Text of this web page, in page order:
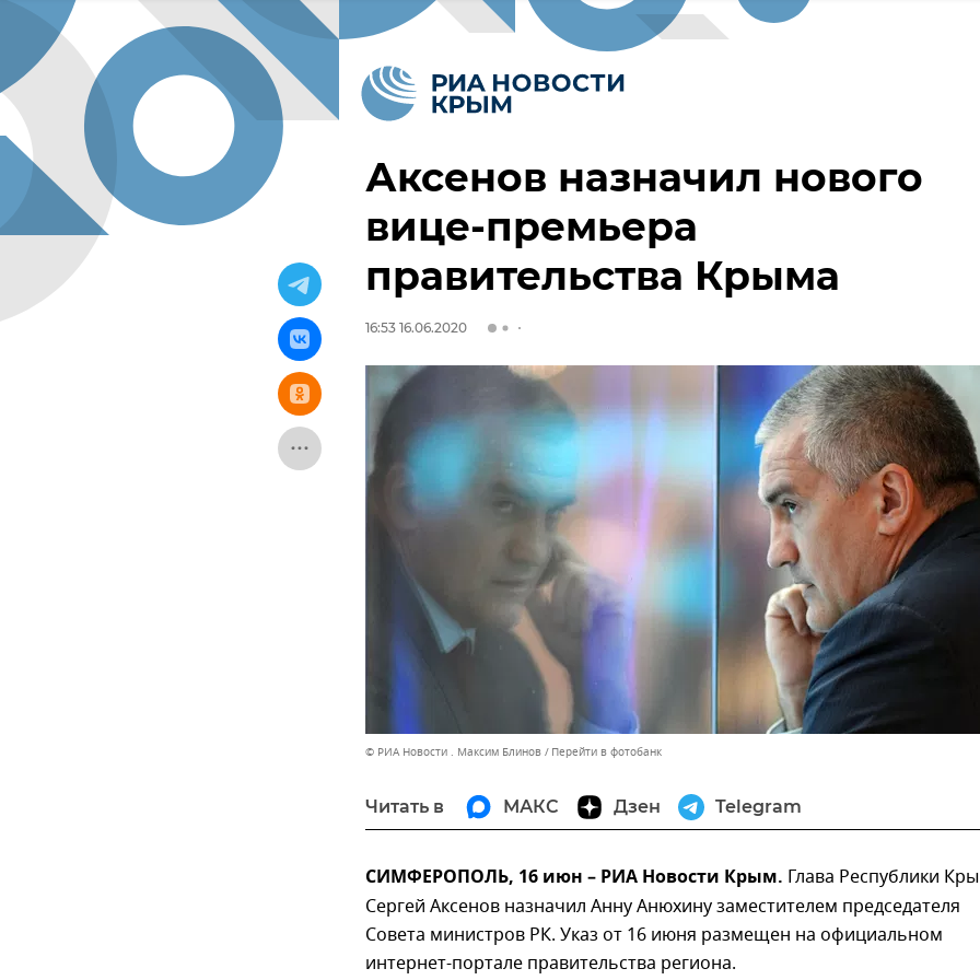
Аксенов назначил нового
вице-премьера
правительства Крыма
16:53 16.06.2020
© РИА Новости . Максим Блинов Перейти в фотобанк
Читать в МАКС Дзен Telegram
СИМФЕРОПОЛЬ, 16 июн – РИА Новости Крым. Глава Республики
Сергей Аксенов назначил Анну Анюхину заместителем председателя
Совета министров РК. Указ от 16 июня размещен на официальном
интернет-портале правительства региона.